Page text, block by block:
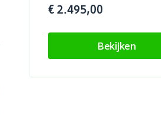
€ 2.495,00
Bekijken